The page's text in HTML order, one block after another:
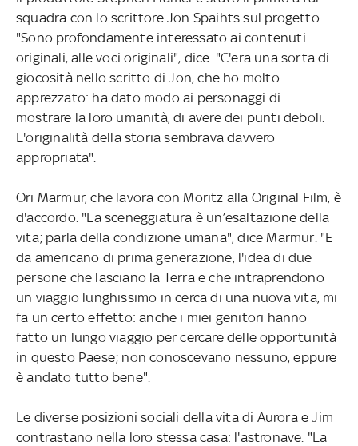
squadra con lo scrittore Jon Spaihts sul progetto.
"Sono profondamente interessato ai contenuti
originali, alle voci originali", dice. "C'era una sorta di
giocosità nello scritto di Jon, che ho molto
apprezzato: ha dato modo ai personaggi di
mostrare la loro umanità, di avere dei punti deboli.
L'originalità della storia sembrava davvero
appropriata".
Ori Marmur, che lavora con Moritz alla Original Film, è
d'accordo. "La sceneggiatura è un’esaltazione della
vita; parla della condizione umana", dice Marmur. "E
da americano di prima generazione, l'idea di due
persone che lasciano la Terra e che intraprendono
un viaggio lunghissimo in cerca di una nuova vita, mi
fa un certo effetto: anche i miei genitori hanno
fatto un lungo viaggio per cercare delle opportunità
in questo Paese; non conoscevano nessuno, eppure
è andato tutto bene".
Le diverse posizioni sociali della vita di Aurora e Jim
contrastano nella loro stessa casa: l'astronave. "La